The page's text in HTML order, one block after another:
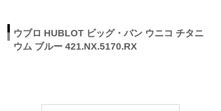
ウブロ HUBLOT ビッグ・バン ウニコ チタニ
ウム ブルー 421.NX.5170.RX